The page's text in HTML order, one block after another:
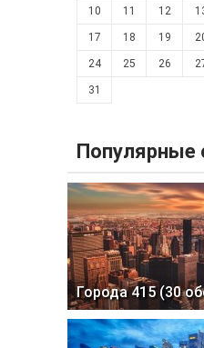
10 11 12
17 18 19
24 25 26
31
Популярные
Города 415 (30